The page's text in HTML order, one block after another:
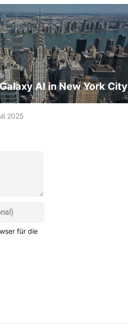
AI in New York City
2025
für die